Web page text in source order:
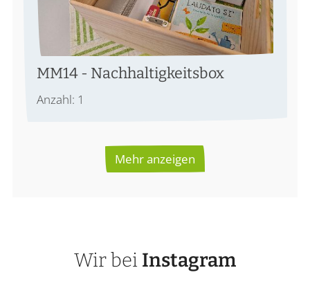
MM14 - Nachhaltigkeitsbox
Anzahl: 1
Mehr anzeigen
Wir bei Instagram